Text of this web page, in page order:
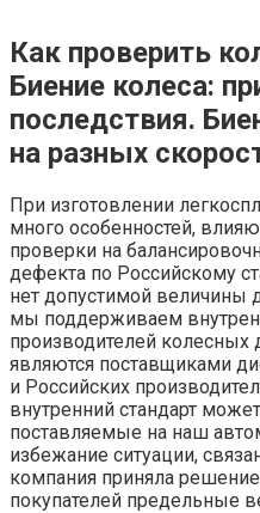
Как проверить
Биение колеса:
последствия.
на разных
При изготовлении
много особенностей,
проверки на
дефекта по Российскому
нет допустимой величины
мы поддерживаем
производителей
являются поставщиками
и Российских
внутренний стандарт
поставляемые на наш
избежание ситуации,
компания приняла
покупателей предельные